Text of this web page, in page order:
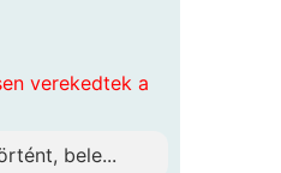
verekedtek a
bele...